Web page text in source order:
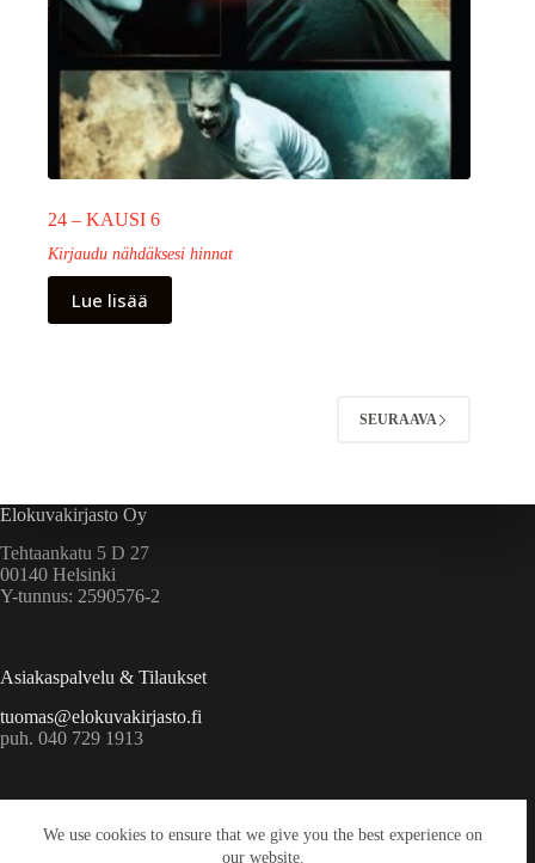
We use cookies to ensure that we give you the best experience on
our website.
24 – KAUSI 6
Kirjaudu nähdäksesi hinnat
Lue lisää
SEURAAVA
Elokuvakirjasto Oy
Tehtaankatu 5 D 27
00140 Helsinki
Y-tunnus: 2590576-2
Asiakaspalvelu & Tilaukset
tuomas@elokuvakirjasto.fi
puh. 040 729 1913